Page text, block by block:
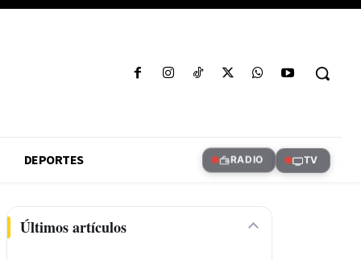
DEPORTES RADIO TV
Últimos artículos